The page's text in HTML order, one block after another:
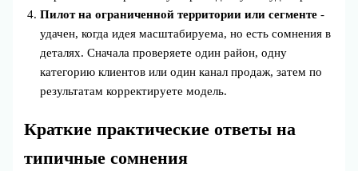
Пилот на ограниченной территории или сегменте -
удачен, когда идея масштабируема, но есть сомнения в
деталях. Сначала проверяете один район, одну
категорию клиентов или один канал продаж, затем по
результатам корректируете модель.
Краткие практические ответы на
типичные сомнения